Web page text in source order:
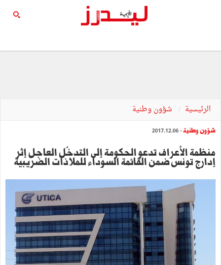
الرئيسية شؤون وطنية
شؤون وطنية- 2017.12.06
منظمة الأعراف تدعو الحكومة إلى التدخّل العاجل إثر
إدارج تونس ضمن القائمة السوداء للملاذات الضريبية